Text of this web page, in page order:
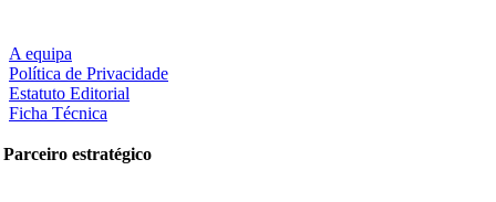
A equipa
Política de Privacidade
Estatuto Editorial
Ficha Técnica
Parceiro estratégico